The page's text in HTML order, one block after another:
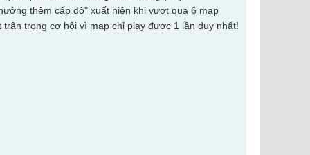
thêm cấp độ" xuất hiện khi vượt qua 6 map
trọng cơ hội vì map chỉ play được 1 lần duy nhất!